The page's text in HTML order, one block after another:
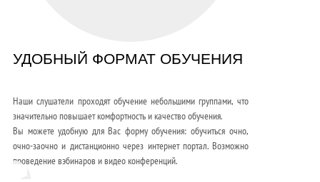
УДОБНЫЙ ФОРМАТ ОБУЧЕНИЯ
Наши слушатели проходят обучение небольшими группами, что
значительно повышает комфортность и качество обучения.
Вы можете удобную для Вас форму обучения: обучиться очно,
очно-заочно и дистанционно через интернет портал. Возможно
проведение вэбинаров и видео конференций.